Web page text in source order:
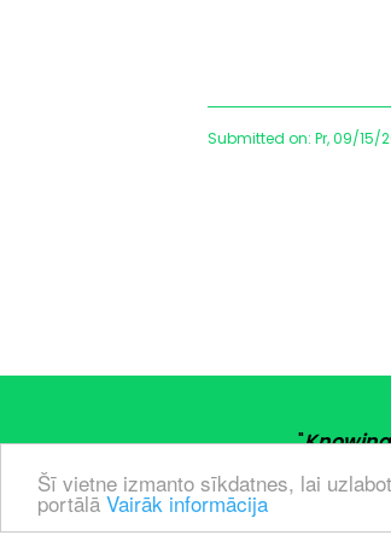
Šī vietne izmanto sīkdatnes, lai
portālā Vairāk informācija
Submitted on: Pr, 09/15/
"
"Ar